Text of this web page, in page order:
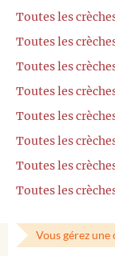
Toutes les
Toutes les
Toutes les
Toutes les
Toutes les
Toutes les
Toutes les
Toutes les
Vous gérez une